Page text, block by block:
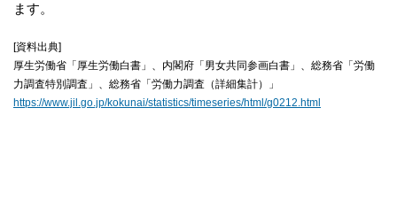
ます。
[資料出典]
厚生労働省「厚生労働白書」、内閣府「男女共同参画白書」、総務省「労働
力調査特別調査」、総務省「労働力調査（詳細集計）」
https://www.jil.go.jp/kokunai/statistics/timeseries/html/g0212.html